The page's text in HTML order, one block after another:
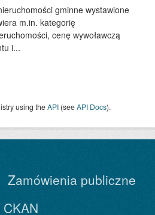
gminne wystawione
m.in. kategorię
cenę wywoławczą
i...
using theAPI (seeAPI Docs).
Zamówienia publiczne
CKAN